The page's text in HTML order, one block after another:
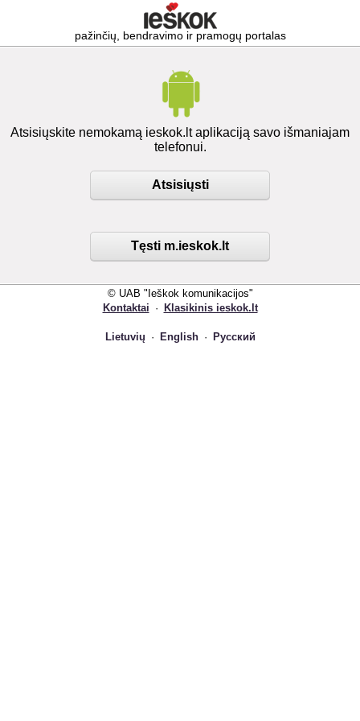
pažinčių, bendravimo ir pramogų portalas
Atsisiųskite nemokamą ieskok.lt aplikaciją savo išmaniajam
telefonui.
Atsisiųsti
Tęsti m.ieskok.lt
© UAB "Ieškok komunikacijos"
Kontaktai · Klasikinis ieskok.lt
Lietuvių · English · Русский